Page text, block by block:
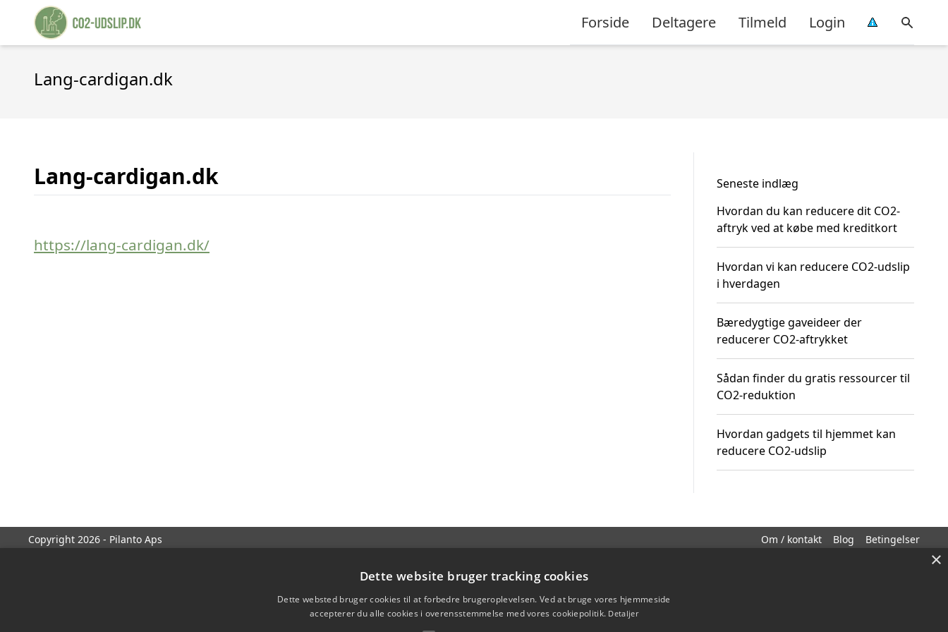
Forside Deltagere Tilmeld Login
Lang-cardigan.dk
Lang-cardigan.dk
https://lang-cardigan.dk/
Seneste indlæg
Hvordan du kan reducere dit CO2-
aftryk ved at købe med kreditkort
Hvordan vi kan reducere CO2-udslip
i hverdagen
Bæredygtige gaveideer der
reducerer CO2-aftrykket
Sådan finder du gratis ressourcer til
CO2-reduktion
Hvordan gadgets til hjemmet kan
reducere CO2-udslip
Copyright 2026 - Pilanto Aps Om / kontakt Blog Betingelser
×
Dette website bruger tracking cookies
Dette websted bruger cookies til at forbedre brugeroplevelsen. Ved at bruge vores hjemmeside
accepterer du alle cookies i overensstemmelse med vores cookiepolitik. Detaljer